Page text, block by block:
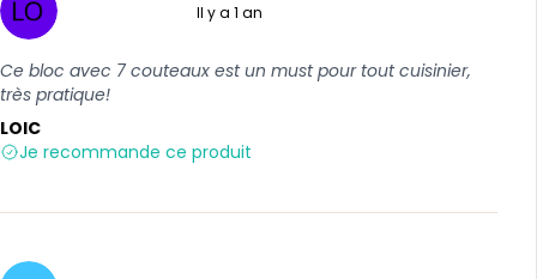
Il y a 1 an
Ce bloc avec 7 couteaux est un must pour tout cuisinier,
très pratique!
LOIC
Je recommande ce produit